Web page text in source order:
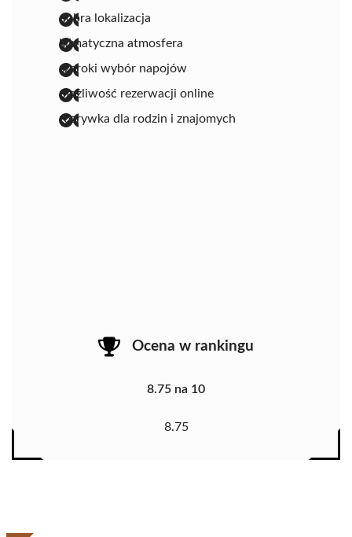
dobra lokalizacja
klimatyczna atmosfera
szeroki wybór napojów
możliwość rezerwacji online
rozrywka dla rodzin i znajomych
Ocena w rankingu
8.75 na 10
8.75